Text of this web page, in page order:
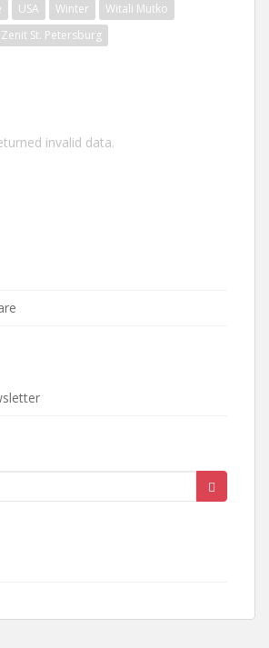
USA Winter
Witali Mutko
Zenit St. Petersburg
invalid data.